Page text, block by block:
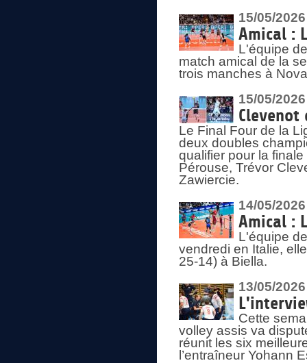
15/05/2026
Amical :
L'équipe
match amical de la
trois manches à
15/05/2026
Le Final Four de la
deux doubles
qualifier pour la
Pérouse, Trévor
Zawiercie.
14/05/2026
Amical :
L'équipe
vendredi en Italie,
25-14) à Biella.
13/05/2026
Cette
volley assis va
réunit les six
l’entraîneur Yohann